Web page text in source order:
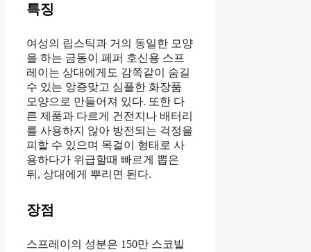
특징
여성의 립스틱과 거의 동일한 모양
을 하는 금동이 페퍼 호신용 스프
레이는 상대에게도 감쪽같이 숨길
수 있는 앙증맞고 심플한 화장품
모양으로 만들어져 있다. 또한 다
른 제품과 다르게 건전지나 배터리
를 사용하지 않아 방전되는 걱정을
피할 수 있으며 목걸이 형태로 사
용하다가 위급할때 빠르게 뽑은
뒤, 상대에게 뿌리면 된다.
장점
스프레이의 성분은 150만 스코빌